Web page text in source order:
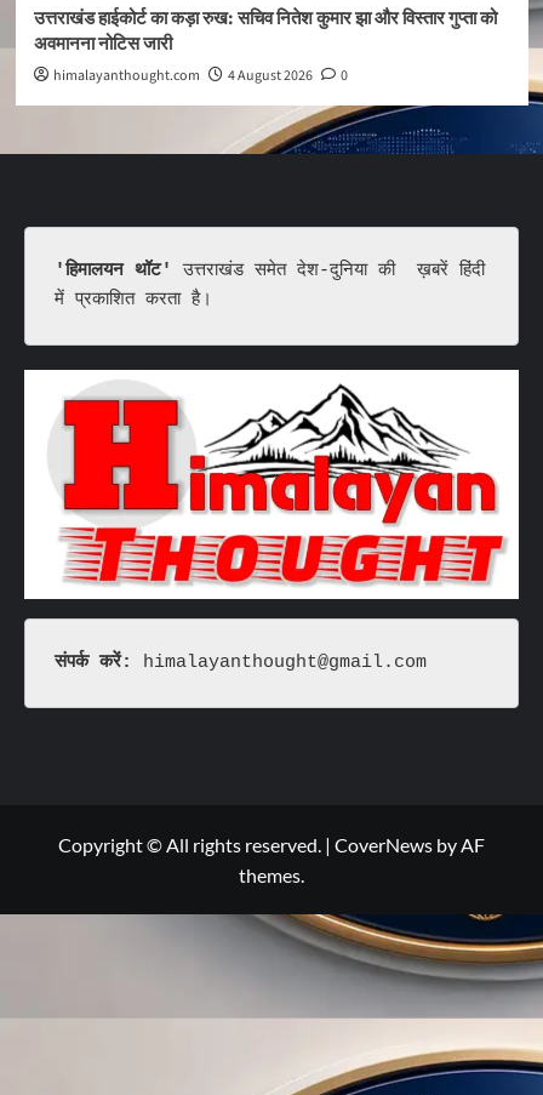
उत्तराखंड हाईकोर्ट का कड़ा रुख: सचिव नितेश कुमार झा और विस्तार गुप्ता को
अवमानना नोटिस जारी
himalayanthought.com 4 August 2026 0
'हिमालयन थॉट'
उत्तराखंड समेत देश-दुनिया की  ख़बरें हिंदी
में प्रकाशित करता है।
संपर्क करें: himalayanthought@gmail.com
Copyright © All rights reserved. | CoverNews by AF
themes.